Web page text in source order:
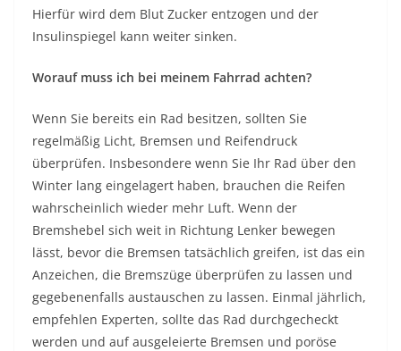
Hierfür wird dem Blut Zucker entzogen und der
Insulinspiegel kann weiter sinken.
Worauf muss ich bei meinem Fahrrad achten?
Wenn Sie bereits ein Rad besitzen, sollten Sie
regelmäßig Licht, Bremsen und Reifendruck
überprüfen. Insbesondere wenn Sie Ihr Rad über den
Winter lang eingelagert haben, brauchen die Reifen
wahrscheinlich wieder mehr Luft. Wenn der
Bremshebel sich weit in Richtung Lenker bewegen
lässt, bevor die Bremsen tatsächlich greifen, ist das ein
Anzeichen, die Bremszüge überprüfen zu lassen und
gegebenenfalls austauschen zu lassen. Einmal jährlich,
empfehlen Experten, sollte das Rad durchgecheckt
werden und auf ausgeleierte Bremsen und poröse